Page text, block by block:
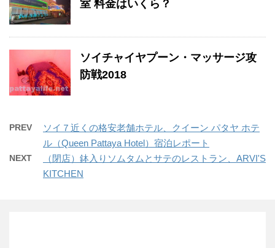
室 料金はいくら？
ソイチャイヤプーン・マッサージ攻
防戦2018
PREV
ソイ７近くの格安老舗ホテル、クイーン パタヤ ホテ
ル（Queen Pattaya Hotel）宿泊レポート
NEXT
（閉店）鉢入りソムタムとサテのレストラン、ARVI'S
KITCHEN